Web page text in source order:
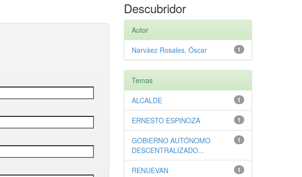
Descubridor
Autor
1
Narváez Rosales, Óscar
Temas
1
ALCALDE
1
ERNESTO ESPINOZA
1
GOBIERNO AUTÓNOMO
DESCENTRALIZADO...
1
RENUEVAN